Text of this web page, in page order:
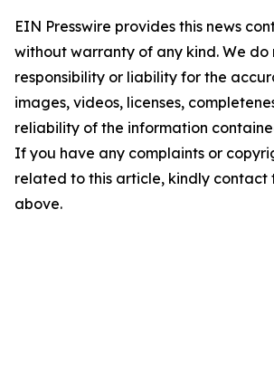
EIN Presswire provides this news
without warranty of any kind. We
responsibility or liability for the
images, videos, licenses,
reliability of the information
If you have any complaints or
related to this article, kindly contact
above.